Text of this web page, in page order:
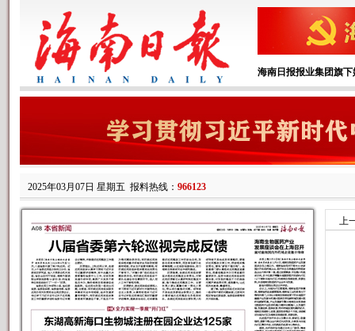
海南日报报业集团旗下
2025年03月07日 星期五 报料热线： 966123
上